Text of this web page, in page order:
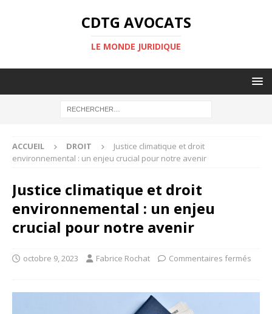
CDTG AVOCATS
LE MONDE JURIDIQUE
ACCUEIL DROIT
Justice climatique et droit
environnemental : un enjeu crucial pour notre avenir
Justice climatique et droit
environnemental : un enjeu
crucial pour notre avenir
octobre 9, 2023 Fabrice Rochat Commentaires fermés